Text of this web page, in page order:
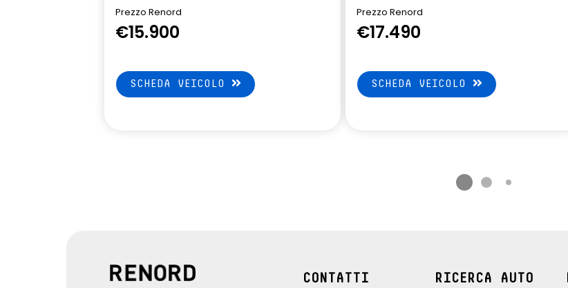
Volante in pelle TEP regolabile in
altezza e profondità
Prezzo Renord
€15.900
SCHEDA VEICOLO
Prezzo Renord
€17.490
SCHEDA VEICOLO
CONTATTI RICERCA AUTO